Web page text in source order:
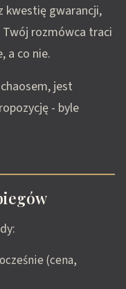
kwestię gwarancji,
Twój rozmówca traci
a co nie.
jest
- byle
(cena,